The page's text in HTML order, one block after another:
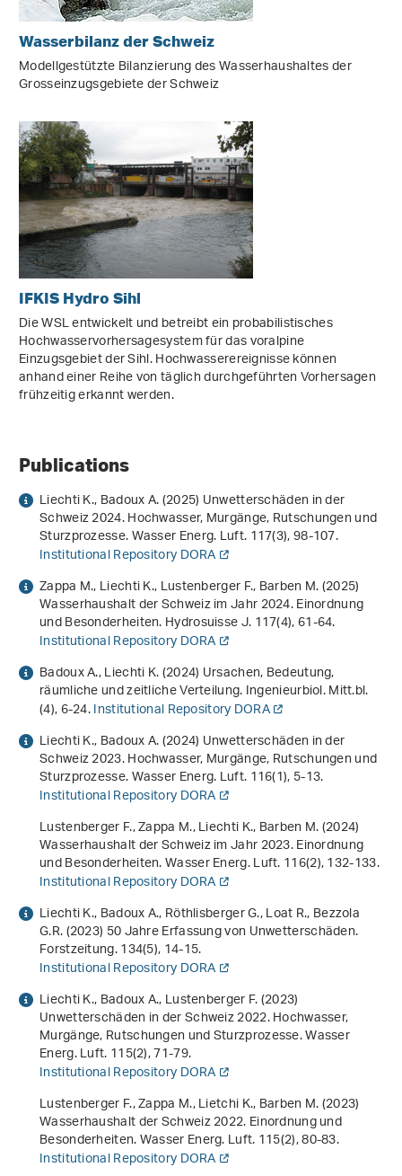
Wasserbilanz der Schweiz
Modellgestützte Bilanzierung des Wasserhaushaltes der
Grosseinzugsgebiete der Schweiz
IFKIS Hydro Sihl
Die WSL entwickelt und betreibt ein probabilistisches
Hochwasservorhersagesystem für das voralpine
Einzugsgebiet der Sihl. Hochwasserereignisse können
anhand einer Reihe von täglich durchgeführten Vorhersagen
frühzeitig erkannt werden.
Publications
Liechti K., Badoux A. (2025) Unwetterschäden in der
Schweiz 2024. Hochwasser, Murgänge, Rutschungen und
Sturzprozesse. Wasser Energ. Luft.117(3), 98-107.
Institutional Repository DORA
Zappa M., Liechti K., Lustenberger F., Barben M. (2025)
Wasserhaushalt der Schweiz im Jahr 2024. Einordnung
und Besonderheiten. Hydrosuisse J.117(4), 61-64.
Institutional Repository DORA
Badoux A., Liechti K. (2024) Ursachen, Bedeutung,
räumliche und zeitliche Verteilung. Ingenieurbiol. Mitt.bl.
(4), 6-24.Institutional Repository DORA
Liechti K., Badoux A. (2024) Unwetterschäden in der
Schweiz 2023. Hochwasser, Murgänge, Rutschungen und
Sturzprozesse. Wasser Energ. Luft.116(1), 5-13.
Institutional Repository DORA
Lustenberger F., Zappa M., Liechti K., Barben M. (2024)
Wasserhaushalt der Schweiz im Jahr 2023. Einordnung
und Besonderheiten. Wasser Energ. Luft.116(2), 132-133.
Institutional Repository DORA
Liechti K., Badoux A., Röthlisberger G., Loat R., Bezzola
G.R. (2023) 50 Jahre Erfassung von Unwetterschäden.
Forstzeitung.134(5), 14-15.
Institutional Repository DORA
Liechti K., Badoux A., Lustenberger F. (2023)
Unwetterschäden in der Schweiz 2022. Hochwasser,
Murgänge, Rutschungen und Sturzprozesse. Wasser
Energ. Luft.115(2), 71-79.
Institutional Repository DORA
Lustenberger F., Zappa M., Lietchi K., Barben M. (2023)
Wasserhaushalt der Schweiz 2022. Einordnung und
Besonderheiten. Wasser Energ. Luft.115(2), 80-83.
Institutional Repository DORA